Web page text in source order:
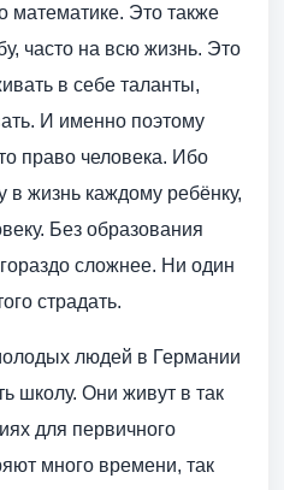
математике. Это также
часто на всю жизнь. Это
в себе таланты,
И именно поэтому
право человека. Ибо
в жизнь каждому ребёнку,
Без образования
сложнее. Ни один
страдать.
людей в Германии
школу. Они живут в так
для первичного
много времени, так